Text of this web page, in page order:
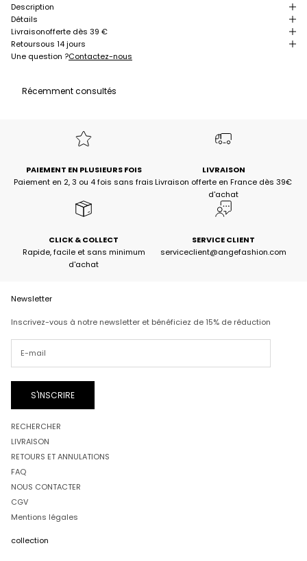
Description
Détails
Livraisonofferte dès 39 €
Retoursous 14 jours
Une question ?Contactez-nous
Récemment consultés
PAIEMENT EN PLUSIEURS FOIS
Paiement en 2, 3 ou 4 fois sans frais
LIVRAISON
Livraison offerte en France dès 39€
d'achat
CLICK & COLLECT
Rapide, facile et sans minimum
d'achat
SERVICE CLIENT
serviceclient@angefashion.com
Newsletter
Inscrivez-vous à notre newsletter et bénéficiez de 15% de réduction
S'INSCRIRE
RECHERCHER
LIVRAISON
RETOURS ET ANNULATIONS
FAQ
NOUS CONTACTER
CGV
Mentions légales
collection